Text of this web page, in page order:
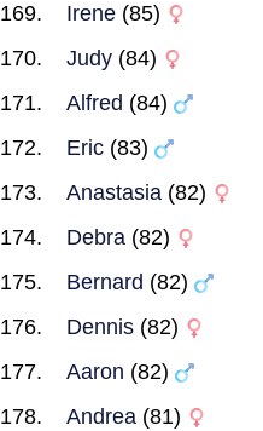
Irene (85)
Judy (84)
Alfred (84)
Eric (83)
Anastasia (82)
Debra (82)
Bernard (82)
Dennis (82)
Aaron (82)
Andrea (81)